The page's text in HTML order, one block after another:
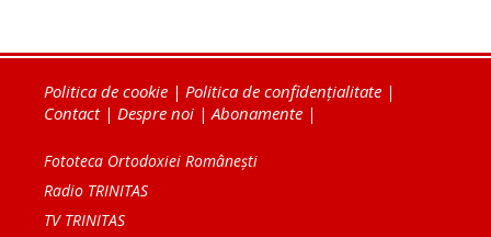
Politica de cookie | Politica de confidențialitate |
Contact| Despre noi | Abonamente |
Fototeca Ortodoxiei Românești
Radio TRINITAS
TV TRINITAS